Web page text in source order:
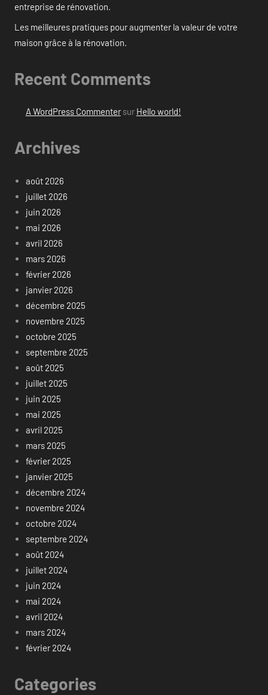
entreprise de rénovation.
Les meilleures pratiques pour augmenter la valeur de votre
maison grâce à la rénovation.
Recent Comments
A WordPress Commentersur Hello world!
Archives
août 2026
juillet 2026
juin 2026
mai 2026
avril 2026
mars 2026
février 2026
janvier 2026
décembre 2025
novembre 2025
octobre 2025
septembre 2025
août 2025
juillet 2025
juin 2025
mai 2025
avril 2025
mars 2025
février 2025
janvier 2025
décembre 2024
novembre 2024
octobre 2024
septembre 2024
août 2024
juillet 2024
juin 2024
mai 2024
avril 2024
mars 2024
février 2024
Categories